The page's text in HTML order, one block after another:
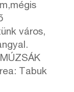
város,
Tabuk